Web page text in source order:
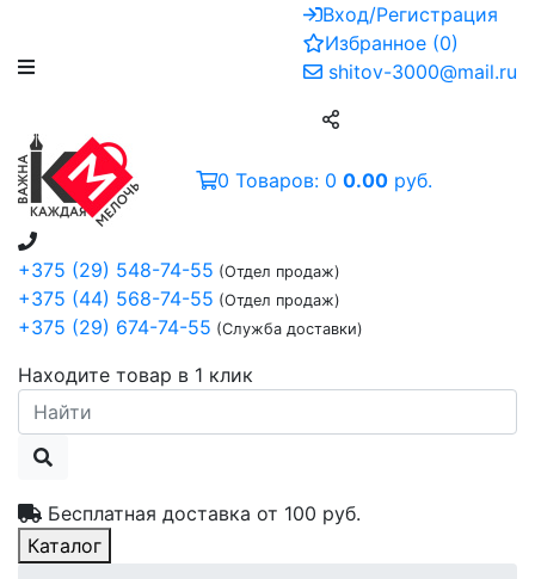
Вход/Регистрация
Избранное (0)
shitov-3000@mail.ru
+375 (29) 548-74-55 (Отдел продаж)
+375 (44) 568-74-55 (Отдел продаж)
+375 (29) 674-74-55 (Служба доставки)
Находите товар в 1 клик
Бесплатная доставка от 100 руб.
0 Товаров: 0 0.00 руб.
Каталог